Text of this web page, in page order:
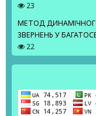
23
МЕТОД
ЗВЕРНЕНЬ У
22